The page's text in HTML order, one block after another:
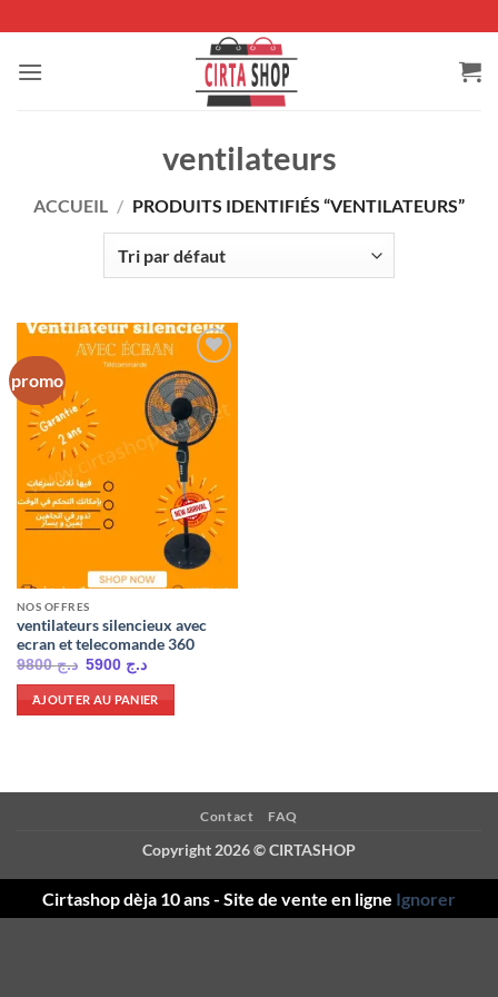
contenu
ventilateurs
ACCUEIL / PRODUITS IDENTIFIÉS “VENTILATEURS”
promo
Ajouter
à la liste
de
souhaits
NOS OFFRES
ventilateurs silencieux avec
ecran et telecomande 360
د.ج9800
Le
initial
était :
د.ج 9800.
د.ج 5900
Le
actuel
est :
َAJOUTER AU PANIER
Contact FAQ
Copyright 2026 ©CIRTASHOP
Cirtashop dèja 10 ans - Site de vente en ligne Ignorer